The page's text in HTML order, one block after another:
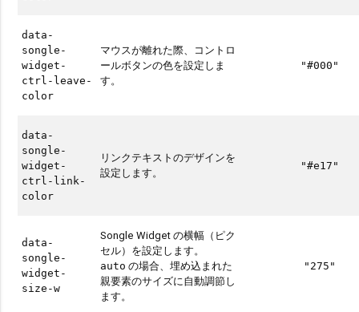
data-
songle-
widget-
ctrl-leave-
color
マウスが離れた際、コントロ
ールボタンの色を設定しま
す。
"#000"
data-
songle-
widget-
ctrl-link-
color
リンクテキストのデザインを
設定します。
"#e17"
data-
songle-
widget-
size-w
Songle Widget の横幅（ピク
セル）を設定します。
auto の場合、埋め込まれた
親要素のサイズに自動調節し
ます。
"275"